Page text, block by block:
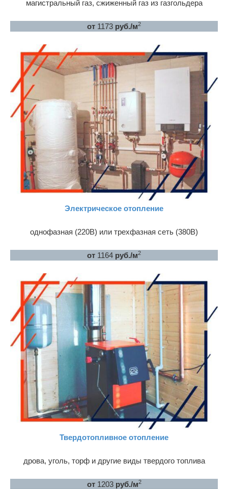
магистральный газ, сжиженный газ из газгольдера
от 1173 руб./м2
Электрическое отопление
однофазная (220В) или трехфазная сеть (380В)
от 1164 руб./м2
Твердотопливное отопление
дрова, уголь, торф и другие виды твердого топлива
от 1203руб./м2